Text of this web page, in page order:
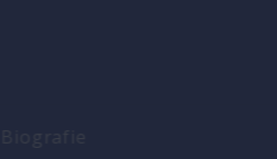
Biografie